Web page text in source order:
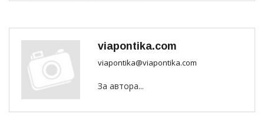
viapontika.com
viapontika@viapontika.com
За автора...